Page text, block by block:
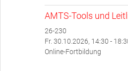
AMTS-Tools und
26-230
Fr. 30.10.2026, 14:30 -
Online-Fortbildung